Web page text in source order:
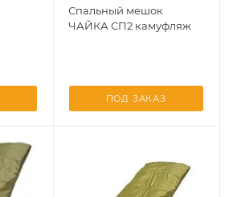
Спальный мешок
ЧАЙКА СП2 камуфляж
ПОД ЗАКАЗ